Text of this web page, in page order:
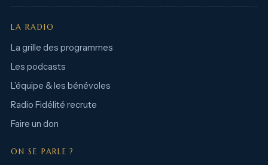
LA RADIO
La grille des programmes
Les podcasts
L’équipe & les bénévoles
Radio Fidélité recrute
Faire un don
ON SE PARLE ?